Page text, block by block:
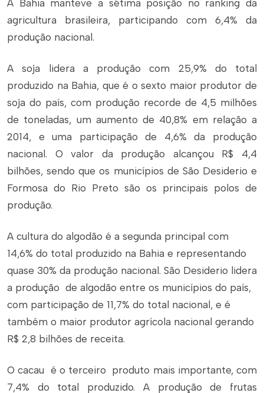
A Bahia manteve a sétima posição no ranking da
agricultura brasileira, participando com 6,4% da
produção nacional.
A soja lidera a produção com 25,9% do total
produzido na Bahia, que é o sexto maior produtor de
soja do país, com produção recorde de 4,5 milhões
de toneladas, um aumento de 40,8% em relação a
2014, e uma participação de 4,6% da produção
nacional. O valor da produção alcançou R$ 4,4
bilhões, sendo que os municípios de São Desiderio e
Formosa do Rio Preto são os principais polos de
produção.
A cultura do algodão é a segunda principal com
14,6% do total produzido na Bahia e representando
quase 30% da produção nacional. São Desiderio lidera
a produção de algodão entre os municípios do país,
com participação de 11,7% do total nacional, e é
também o maior produtor agrícola nacional gerando
R$ 2,8 bilhões de receita.
O cacau é o terceiro produto mais importante, com
7,4% do total produzido. A produção de frutas